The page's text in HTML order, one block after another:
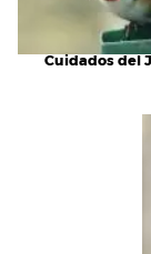
Cuidados del